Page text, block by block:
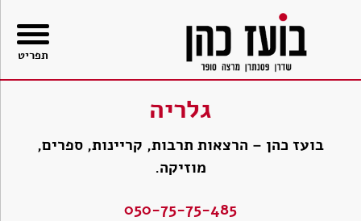
גלריה
בועז כהן – הרצאות תרבות, קריינות, ספרים,
מוזיקה.
050-75-75-485
תפריט